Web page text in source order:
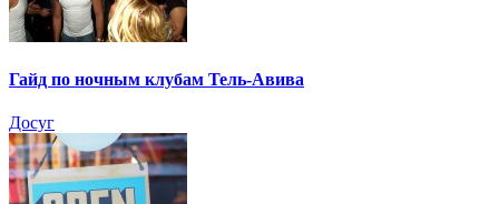
Гайд по ночным клубам Тель-Авива
Досуг